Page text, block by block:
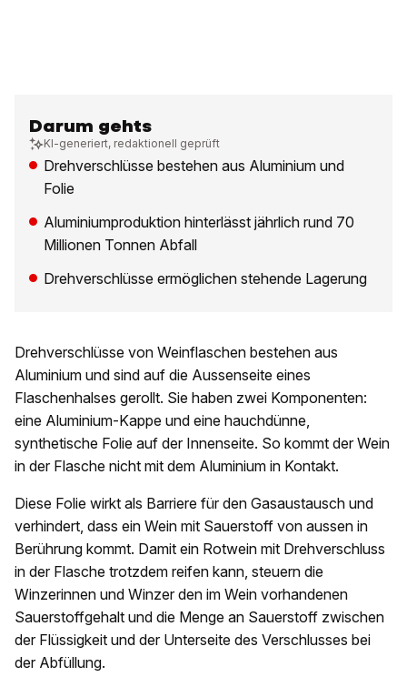
Darum gehts
KI-generiert, redaktionell geprüft
Drehverschlüsse bestehen aus Aluminium und
Folie
Aluminiumproduktion hinterlässt jährlich rund 70
Millionen Tonnen Abfall
Drehverschlüsse ermöglichen stehende Lagerung
Drehverschlüsse von Weinflaschen bestehen aus
Aluminium und sind auf die Aussenseite eines
Flaschenhalses gerollt. Sie haben zwei Komponenten:
eine Aluminium-Kappe und eine hauchdünne,
synthetische Folie auf der Innenseite. So kommt der Wein
in der Flasche nicht mit dem Aluminium in Kontakt.
Diese Folie wirkt als Barriere für den Gasaustausch und
verhindert, dass ein Wein mit Sauerstoff von aussen in
Berührung kommt. Damit ein Rotwein mit Drehverschluss
in der Flasche trotzdem reifen kann, steuern die
Winzerinnen und Winzer den im Wein vorhandenen
Sauerstoffgehalt und die Menge an Sauerstoff zwischen
der Flüssigkeit und der Unterseite des Verschlusses bei
der Abfüllung.